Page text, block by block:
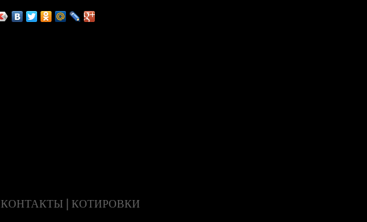
КОНТАКТЫ | КОТИРОВКИ